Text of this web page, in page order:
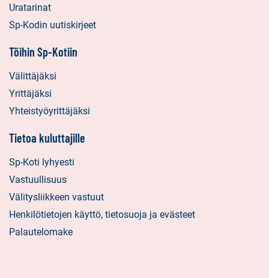
Uratarinat
Sp-Kodin uutiskirjeet
Töihin Sp-Kotiin
Välittäjäksi
Yrittäjäksi
Yhteistyöyrittäjäksi
Tietoa kuluttajille
Sp-Koti lyhyesti
Vastuullisuus
Välitysliikkeen vastuut
Henkilötietojen käyttö, tietosuoja ja evästeet
Palautelomake